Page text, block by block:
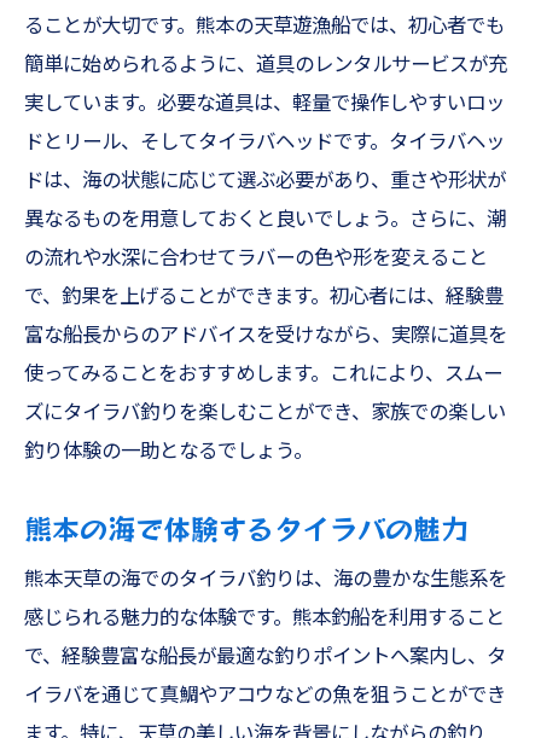
で簡単お手軽釣り
ファミリーフィッシングの魅力と楽しみ方
初心者でも簡単に始められる釣りスタイル
家族で訪れたい熊本の釣りスポット
子供と一緒に楽しむ釣りの醍醐味
ファミリーフィッシングで得られる絆
アジング初心者でも楽しめる熊本釣船の魅力天
草の海を探る
アジングの基本とその魅力
初心者が始めるべきアジングのステップ
天草の海で狙うアジの美味しさ
アジングで学ぶ釣りのテクニック
初心者でも安心！アジングのサポート体制
熊本天草で体験するテンヤ釣り初心者に優しい
海の教室
ることが大切です。熊本の天草遊漁船では、初心者でも
簡単に始められるように、道具のレンタルサービスが充
実しています。必要な道具は、軽量で操作しやすいロッ
ドとリール、そしてタイラバヘッドです。タイラバヘッ
ドは、海の状態に応じて選ぶ必要があり、重さや形状が
異なるものを用意しておくと良いでしょう。さらに、潮
の流れや水深に合わせてラバーの色や形を変えること
で、釣果を上げることができます。初心者には、経験豊
富な船長からのアドバイスを受けながら、実際に道具を
使ってみることをおすすめします。これにより、スムー
ズにタイラバ釣りを楽しむことができ、家族での楽しい
釣り体験の一助となるでしょう。
熊本の海で体験するタイラバの魅力
熊本天草の海でのタイラバ釣りは、海の豊かな生態系を
感じられる魅力的な体験です。熊本釣船を利用すること
で、経験豊富な船長が最適な釣りポイントへ案内し、タ
イラバを通じて真鯛やアコウなどの魚を狙うことができ